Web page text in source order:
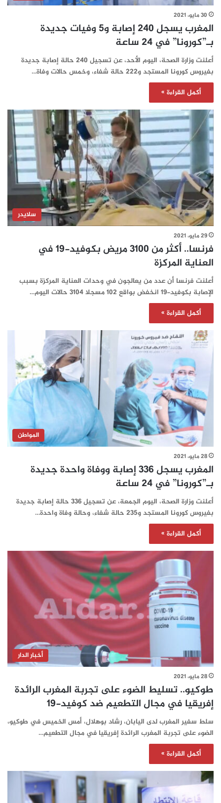
30 مايو، 2021
المغرب يسجل 240 إصابة و5 وفيات جديدة
بـ”كورونا” في 24 ساعة‎‎‎‎‎‎‎‎
أعلنت وزارة الصحة، اليوم الأحد، عن تسجيل 240 حالة إصابة جديدة
بفيروس كورونا المستجد و222 حالة شفاء، وخمس حالات وفاة…
أكمل القراءة »
سلايدر
29 مايو، 2021
فرنسا.. أكثر من 3100 مريض بكوفيد-19 في
العناية المركزة
أعلنت فرنسا أن عدد من يعالجون في وحدات العناية المركزة بسبب
الإصابة بكوفيد-19 انخفض بواقع 102 مسجلا 3104 حالات اليوم…
أكمل القراءة »
المواطن
28 مايو، 2021
المغرب يسجل 336 إصابة ووفاة واحدة جديدة
بـ”كورونا” في 24 ساعة‎‎
أعلنت وزارة الصحة، اليوم الجمعة، عن تسجيل 336 حالة إصابة جديدة
بفيروس كورونا المستجد و235 حالة شفاء، وحالة وفاة واحدة…
أكمل القراءة »
أخبار الدار
28 مايو، 2021
طوكيو.. تسليط الضوء على تجربة المغرب الرائدة
إفريقيا في مجال التطعيم ضد كوفيد-19
سلط سفير المغرب لدى اليابان، رشاد بوهلال، أمس الخميس في طوكيو،
الضوء على تجربة المغرب الرائدة إفريقيا في مجال التطعيم…
أكمل القراءة »